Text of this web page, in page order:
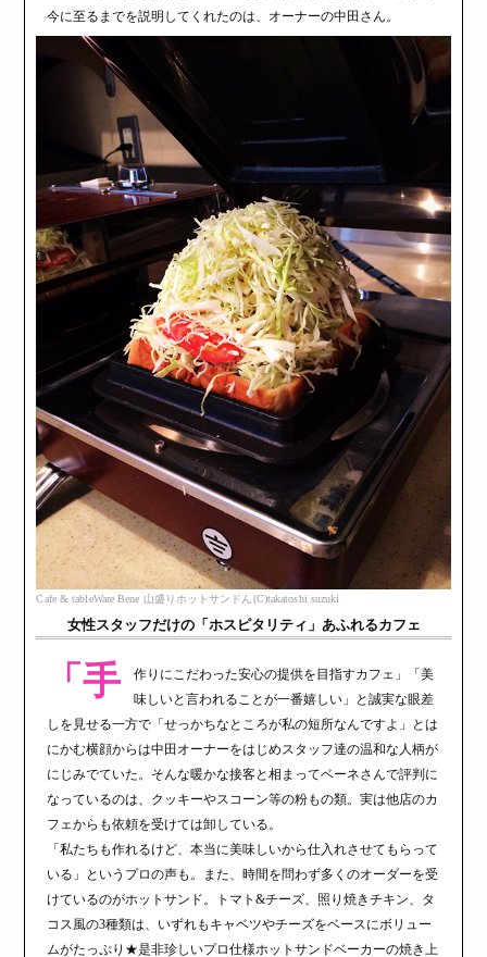
今に至るまでを説明してくれたのは、オーナーの中田さん。
Cafe & tableWare Bene 山盛りホットサンドん(C)takatoshi suzuki
女性スタッフだけの「ホスピタリティ」あふれるカフェ
「手
作りにこだわった安心の提供を目指すカフェ」「美
味しいと言われることが一番嬉しい」と誠実な眼差
しを見せる一方で「せっかちなところが私の短所なんですよ」とは
にかむ横顔からは中田オーナーをはじめスタッフ達の温和な人柄が
にじみでていた。そんな暖かな接客と相まってベーネさんで評判に
なっているのは、クッキーやスコーン等の粉もの類。実は他店のカ
フェからも依頼を受けては卸している。
「私たちも作れるけど、本当に美味しいから仕入れさせてもらって
いる」というプロの声も。また、時間を問わず多くのオーダーを受
けているのがホットサンド。トマト&チーズ、照り焼きチキン、タ
コス風の3種類は、いずれもキャベツやチーズをベースにボリュー
ムがたっぷり★是非珍しいプロ仕様ホットサンドベーカーの焼き上